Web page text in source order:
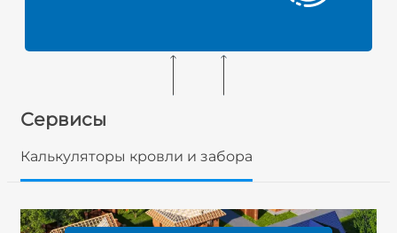
Сервисы
Калькуляторы кровли и забора